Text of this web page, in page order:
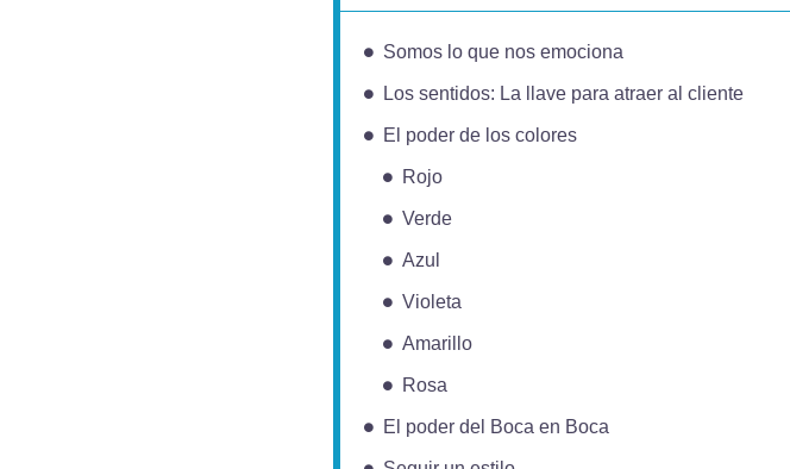
Somos lo que nos emociona
Los sentidos: La llave para atraer al cliente
El poder de los colores
Rojo
Verde
Azul
Violeta
Amarillo
Rosa
El poder del Boca en Boca